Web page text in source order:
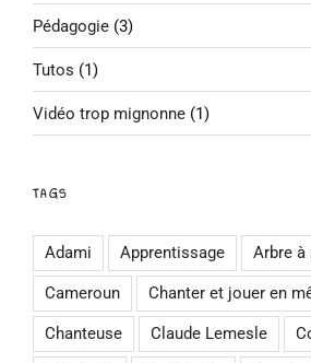
Pédagogie (3)
Tutos (1)
Vidéo trop mignonne (1)
TAGS
Adami Apprentissage Arbre à
Cameroun Chanter et jouer en
Chanteuse Claude Lemesle